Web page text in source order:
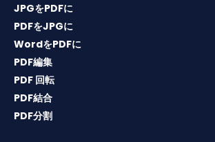
JPGをPDFに
PDFをJPGに
WordをPDFに
PDF編集
PDF 回転
PDF結合
PDF分割